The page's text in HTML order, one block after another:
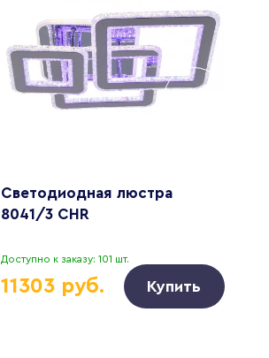
Светодиодная люстра
8041/3 CHR
Доступно к заказу: 101 шт.
11303 руб. Купить